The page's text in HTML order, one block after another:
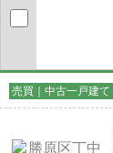
売買｜中古一戸建て